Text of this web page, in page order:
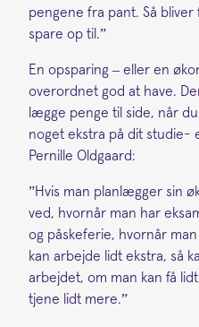
pengene fra pant. Så
spare op til.”
En opsparing – eller en
overordnet god at have.
lægge penge til side, når
noget ekstra på dit studie-
Pernille Oldgaard:
”Hvis man planlægger sin
ved, hvornår man har
og påskeferie, hvornår
kan arbejde lidt ekstra, så
arbejdet, om man kan få
tjene lidt mere.”